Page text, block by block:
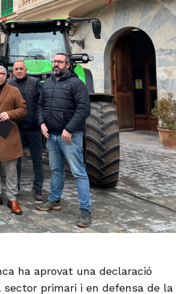
ha aprovat una declaració
primari i en defensa de la